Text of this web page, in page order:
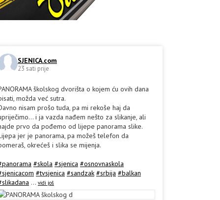
SJENICA.com
23 sati prije
školskog dvorišta o kojem ću ovih dana
možda već sutra.
nisam prošo tuda, pa mi rekoše haj da
i ja vazda nađem nešto za slikanje, ali
prvo da pođemo od lijepe panorama slike.
jer je panorama, pa možeš telefon da
okrećeš i slika se mijenja.
#skola #sjenica #osnovnaskola
#tvsjenica #sandzak #srbija #balkan
... vidi još